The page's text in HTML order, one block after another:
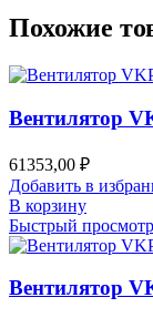
Похожие
Вентилятор
61353,00 ₽
Добавить в
В корзину
Быстрый просмотр
Вентилятор